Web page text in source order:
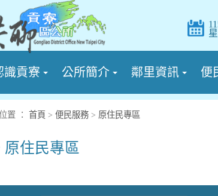
識貢寮 公所簡介 鄰里資訊 便
置 ： 首頁 > 便民服務 > 原住民專區
原住民專區